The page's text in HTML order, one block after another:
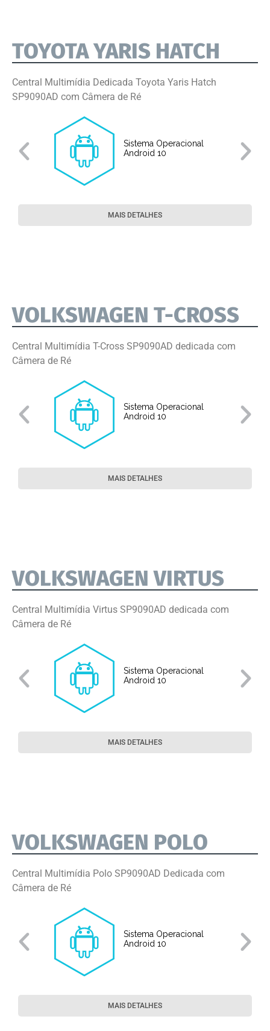
TOYOTA YARIS HATCH
Central Multimídia Dedicada Toyota Yaris Hatch
SP9090AD com Câmera de Ré
Sistema Operacional
Android 10
MAIS DETALHES
VOLKSWAGEN T-CROSS
Central Multimídia T-Cross SP9090AD dedicada com
Câmera de Ré
Sistema Operacional
Android 10
MAIS DETALHES
VOLKSWAGEN VIRTUS
Central Multimídia Virtus SP9090AD dedicada com
Câmera de Ré
Sistema Operacional
Android 10
MAIS DETALHES
VOLKSWAGEN POLO
Central Multimídia Polo SP9090AD Dedicada com
Câmera de Ré
Sistema Operacional
Android 10
MAIS DETALHES